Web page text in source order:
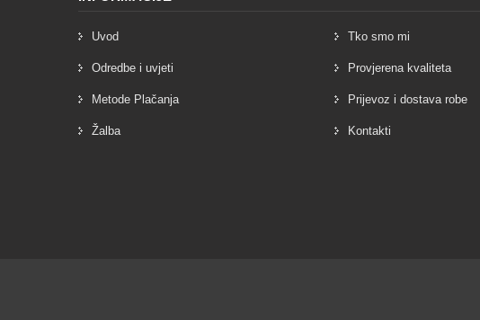
Uvod Tko smo mi
Odredbe i uvjeti Provjerena kvaliteta
Metode Plačanja Prijevoz i dostava robe
Žalba Kontakti